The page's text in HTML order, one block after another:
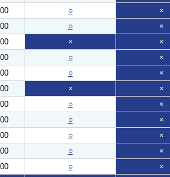
○ ×
○ ×
× ×
○ ×
○ ×
× ×
○ ×
○ ×
○ ×
○ ×
○ ×